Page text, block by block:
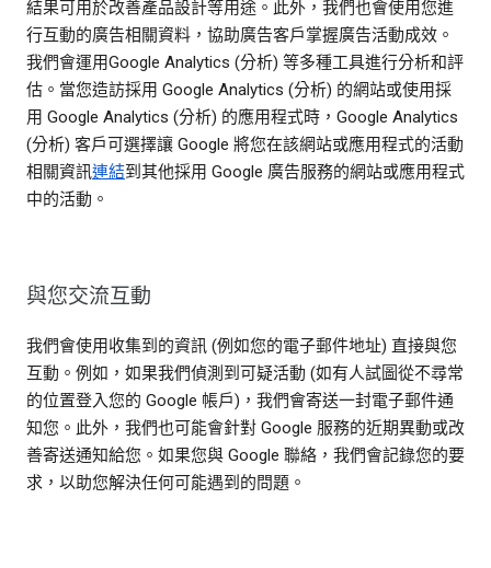
結果可用於改善產品設計等用途。此外，我們也會使用您進
行互動的廣告相關資料，協助廣告客戶掌握廣告活動成效。
我們會運用Google Analytics (分析) 等多種工具進行分析和評
估。當您造訪採用 Google Analytics (分析) 的網站或使用採
用 Google Analytics (分析) 的應用程式時，Google Analytics
(分析) 客戶可選擇讓 Google 將您在該網站或應用程式的活動
相關資訊連結到其他採用 Google 廣告服務的網站或應用程式
中的活動。
與您交流互動
我們會使用收集到的資訊 (例如您的電子郵件地址) 直接與您
互動。例如，如果我們偵測到可疑活動 (如有人試圖從不尋常
的位置登入您的 Google 帳戶)，我們會寄送一封電子郵件通
知您。此外，我們也可能會針對 Google 服務的近期異動或改
善寄送通知給您。如果您與 Google 聯絡，我們會記錄您的要
求，以助您解決任何可能遇到的問題。